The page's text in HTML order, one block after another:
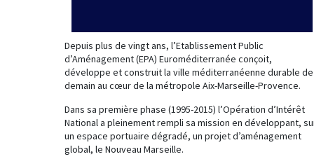
Depuis plus de vingt ans, l’Etablissement Public
d’Aménagement (EPA) Euroméditerranée conçoit,
développe et construit la ville méditerranéenne durable de
demain au cœur de la métropole Aix-Marseille-Provence.
Dans sa première phase (1995-2015) l’Opération d’Intérêt
National a pleinement rempli sa mission en développant,
un espace portuaire dégradé, un projet d’aménagement
global, le Nouveau Marseille.